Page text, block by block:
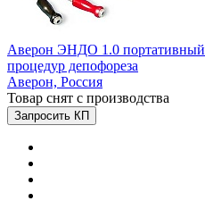
Аверон ЭНДО 1.0 портативный
процедур депофореза
Аверон, Россия
Товар снят с производства
Запросить КП